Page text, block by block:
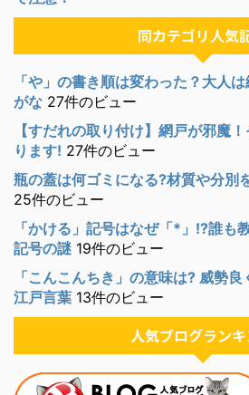
同カテゴリ人気
「や」の書き順は変わった？大人
がな 27件のビュー
【すだれの取り付け】網戸が邪魔
ります! 27件のビュー
瓶の蓋は何ゴミになる?材質や分別
25件のビュー
「かける」記号はなぜ「*」!?誰も
記号の謎 19件のビュー
「こんこんちき」の意味は? 威勢
江戸言葉 13件のビュー
人気ブログラン